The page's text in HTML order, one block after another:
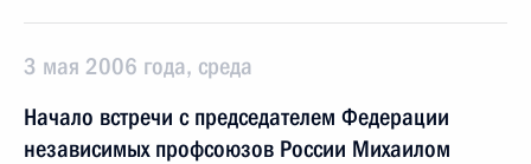
3 мая 2006 года, среда
Начало встречи с председателем Федерации
независимых профсоюзов России Михаилом